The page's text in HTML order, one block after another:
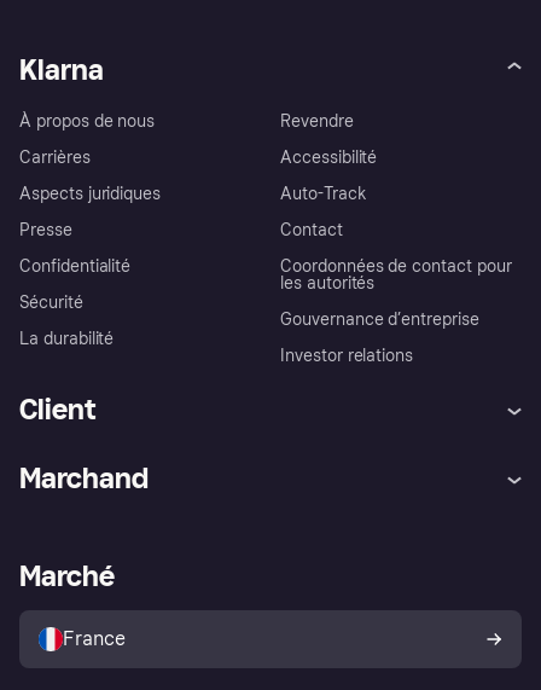
Klarna
À propos de nous
Carrières
Aspects juridiques
Presse
Confidentialité
Sécurité
La durabilité
Revendre
Accessibilité
Auto-Track
Contact
Coordonnées de contact pour
les autorités
Gouvernance d’entreprise
Investor relations
Client
Explorez les magasins
Politique de protection de
l’acheteur Klarna
Marchand
Portail Marchand
Marché
France